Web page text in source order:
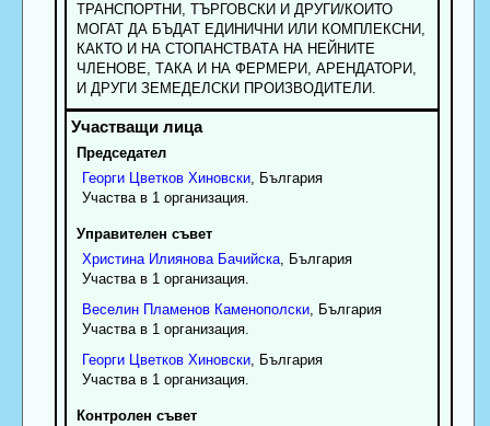
ТРАНСПОРТНИ, ТЪРГОВСКИ И ДРУГИ/КОИТО
МОГАТ ДА БЪДАТ ЕДИНИЧНИ ИЛИ КОМПЛЕКСНИ,
КАКТО И НА СТОПАНСТВАТА НА НЕЙНИТЕ
ЧЛЕНОВЕ, ТАКА И НА ФЕРМЕРИ, АРЕНДАТОРИ,
И ДРУГИ ЗЕМЕДЕЛСКИ ПРОИЗВОДИТЕЛИ.
Председател
Георги Цветков Хиновски, България
Участва в 1 организация.
Управителен съвет
Христина Илиянова Бачийска, България
Участва в 1 организация.
Веселин Пламенов Каменополски, България
Участва в 1 организация.
Георги Цветков Хиновски, България
Участва в 1 организация.
Контролен съвет